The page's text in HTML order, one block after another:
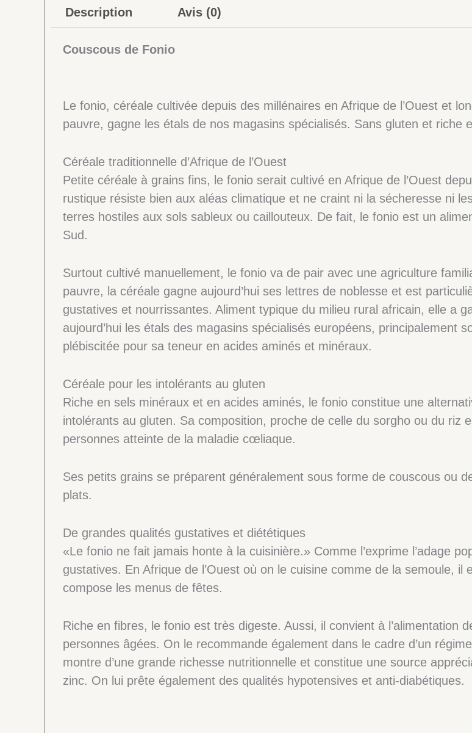
Description Avis (0)
Couscous de Fonio
Le fonio, céréale cultivée depuis des millénaires en Afrique de l’Ouest et
pauvre, gagne les étals de nos magasins spécialisés. Sans gluten et riche
Céréale traditionnelle d’Afrique de l’Ouest
Petite céréale à grains fins, le fonio serait cultivé en Afrique de l’Ouest
rustique résiste bien aux aléas climatique et ne craint ni la sécheresse ni
terres hostiles aux sols sableux ou caillouteux. De fait, le fonio est un
Sud.
Surtout cultivé manuellement, le fonio va de pair avec une agriculture
pauvre, la céréale gagne aujourd’hui ses lettres de noblesse et est
gustatives et nourrissantes. Aliment typique du milieu rural africain, elle a
aujourd’hui les étals des magasins spécialisés européens, principalement
plébiscitée pour sa teneur en acides aminés et minéraux.
Céréale pour les intolérants au gluten
Riche en sels minéraux et en acides aminés, le fonio constitue une
intolérants au gluten. Sa composition, proche de celle du sorgho ou du riz
personnes atteinte de la maladie cœliaque.
Ses petits grains se préparent généralement sous forme de couscous ou
plats.
De grandes qualités gustatives et diététiques
«Le fonio ne fait jamais honte à la cuisinière.» Comme l’exprime l’adage
gustatives. En Afrique de l’Ouest où on le cuisine comme de la semoule,
compose les menus de fêtes.
Riche en fibres, le fonio est très digeste. Aussi, il convient à l’alimentation
personnes âgées. On le recommande également dans le cadre d’un
montre d’une grande richesse nutritionnelle et constitue une source
zinc. On lui prête également des qualités hypotensives et anti-diabétiques.